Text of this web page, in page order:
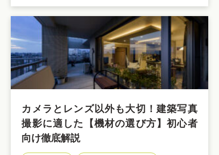
カメラとレンズ以外も大切！建築写真
撮影に適した【機材の選び方】初心者
向け徹底解説